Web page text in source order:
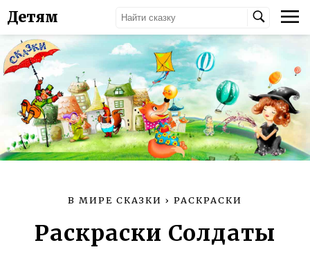
Детям
В МИРЕ СКАЗКИ › РАСКРАСКИ
Раскраски Солдаты